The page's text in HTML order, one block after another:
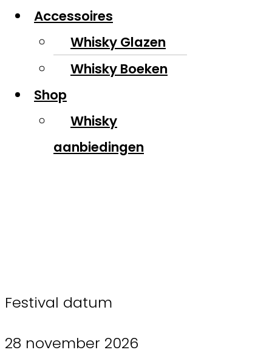
Accessoires
Whisky Glazen
Whisky Boeken
Shop
Whisky
aanbiedingen
Festival datum
28 november 2026